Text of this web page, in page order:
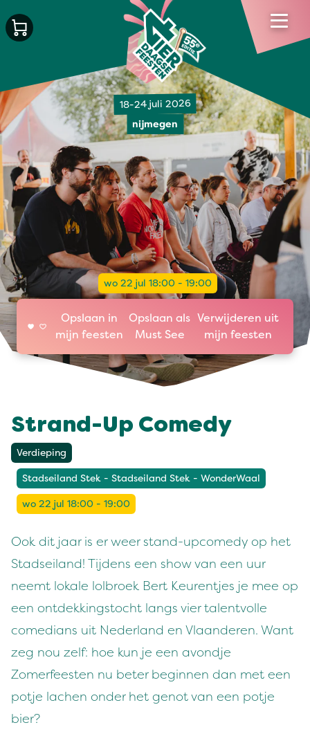
18-24 juli 2026
nijmegen
wo 22 jul 18:00 - 19:00
Opslaan in
mijn feesten
Opslaan als
Must See
Verwijderen uit
mijn feesten
Strand-Up Comedy
Verdieping
Stadseiland Stek - Stadseiland Stek - WonderWaal
wo 22 jul 18:00 - 19:00
Ook dit jaar is er weer stand-upcomedy op het
Stadseiland! Tijdens een show van een uur
neemt lokale lolbroek Bert Keurentjes je mee op
een ontdekkingstocht langs vier talentvolle
comedians uit Nederland en Vlaanderen. Want
zeg nou zelf: hoe kun je een avondje
Zomerfeesten nu beter beginnen dan met een
potje lachen onder het genot van een potje
bier?